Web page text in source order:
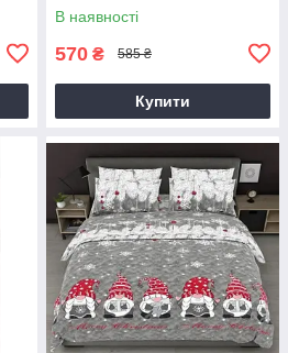
В наявності
570 ₴ 585 ₴
Купити